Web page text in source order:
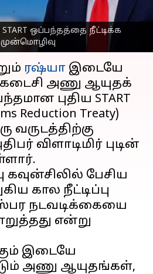
START ஒப்பந்தத்தை நீட்டிக்க
முன்மொழிவு
Sep 22, 2025 07:44 pm
ரஷ்யா இடையே
கடைசி அணு ஆயுதக்
புதிய START
Reduction Treaty)
வருடத்திற்கு
விளாடிமிர் புடின்
கவுன்சிலில் பேசிய
கால நீட்டிப்பு
நடவடிக்கையை
என்று
இடையே
அணு ஆயுதங்கள்,